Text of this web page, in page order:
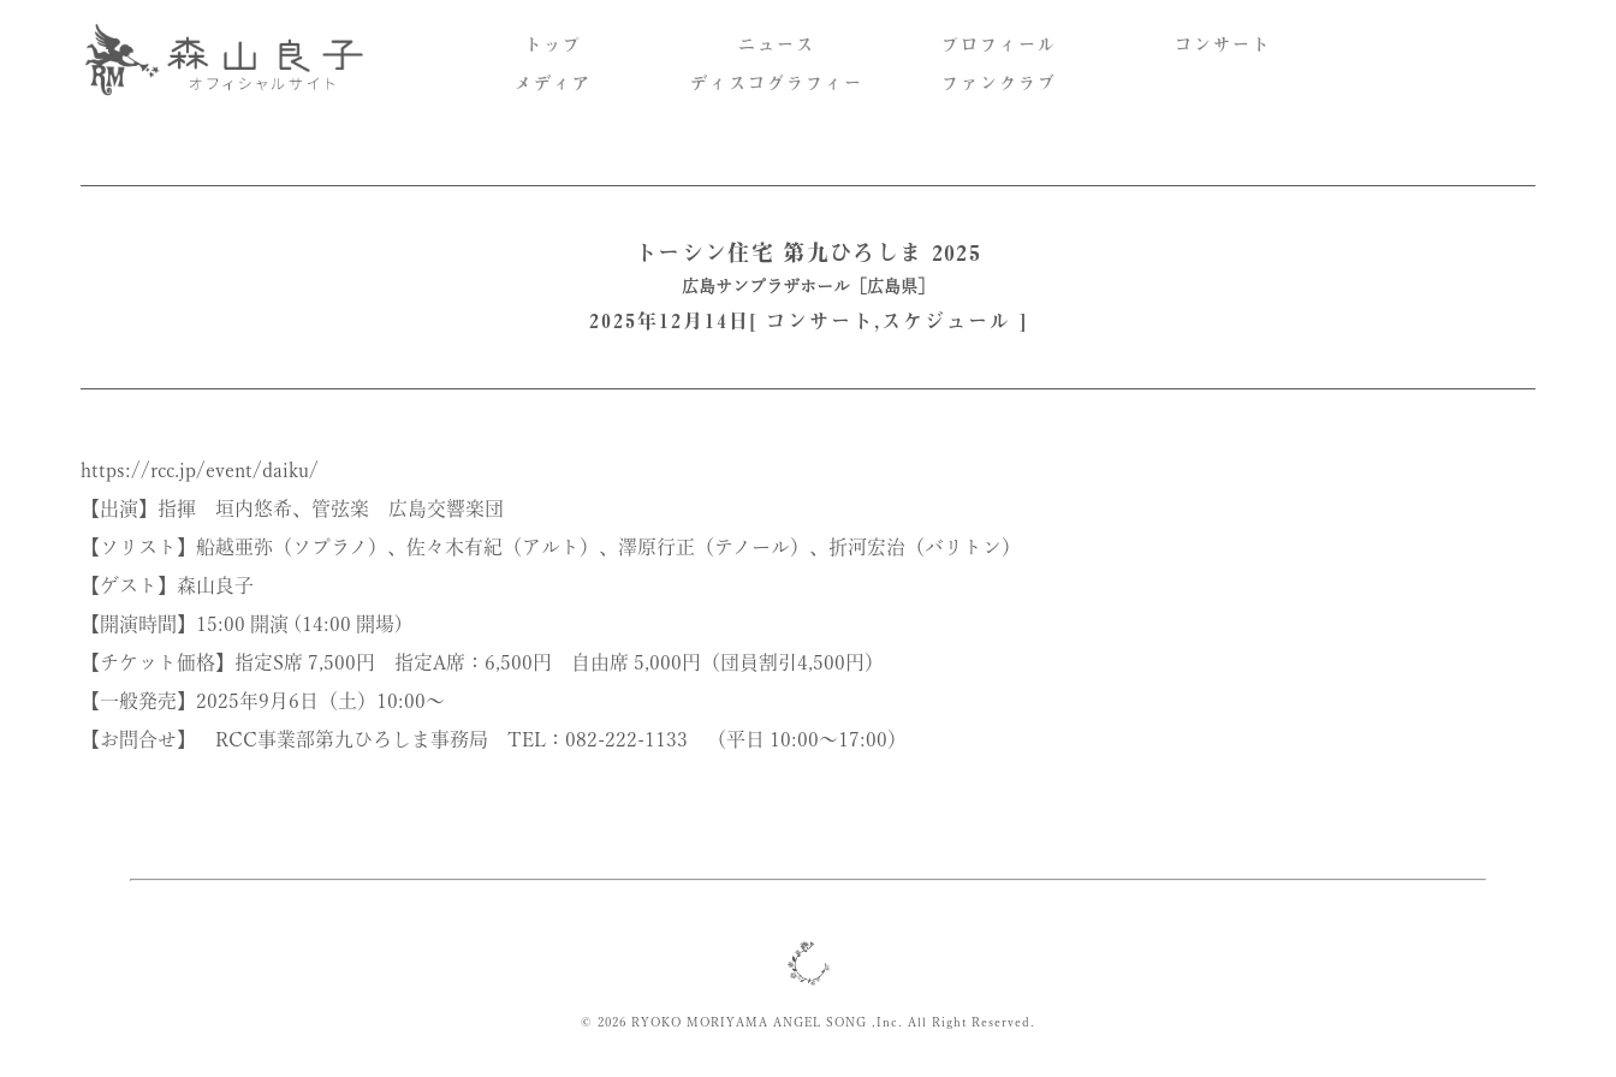
トップ ニュース プロフィール
コンサート
メディア
ディスコグラフィー ファンクラブ
トーシン住宅 第九ひろしま 2025
広島サンプラザホール［広島県］
2025年12月14日[ コンサート ,スケジュール ]
https://rcc.jp/event/daiku/
【出演】指揮 垣内悠希、管弦楽 広島交響楽団
【ソリスト】船越亜弥（ソプラノ）、佐々木有紀（アルト）、澤原行正（テノール）、折河宏治（バリトン）
【ゲスト】森山良子
【開演時間】15:00 開演 (14:00 開場)
【チケット価格】指定S席 7,500円 指定A席：6,500円 自由席 5,000円（団員割引4,500円）
【一般発売】2025年9月6日（土）10:00～
【お問合せ】 RCC事業部第九ひろしま事務局 TEL：082-222-1133 （平日 10:00～17:00）
© 2026 RYOKO MORIYAMA ANGEL SONG ,Inc. All Right Reserved.